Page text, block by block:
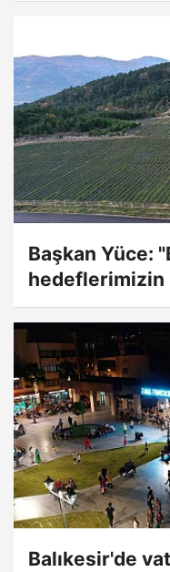
Başkan Yüce:
hedeflerimizin
Balıkesir'de